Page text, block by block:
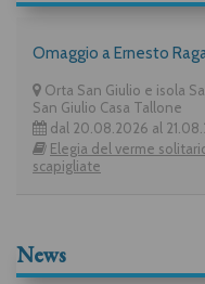
Omaggio a Ernesto
Orta San Giulio e isola
San Giulio Casa Tallone
dal 20.08.2026 al
Elegia del verme
scapigliate
News